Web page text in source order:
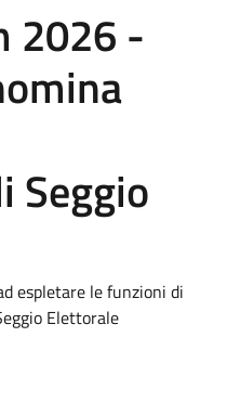
2026 -
Seggio
espletare le funzioni di
Elettorale